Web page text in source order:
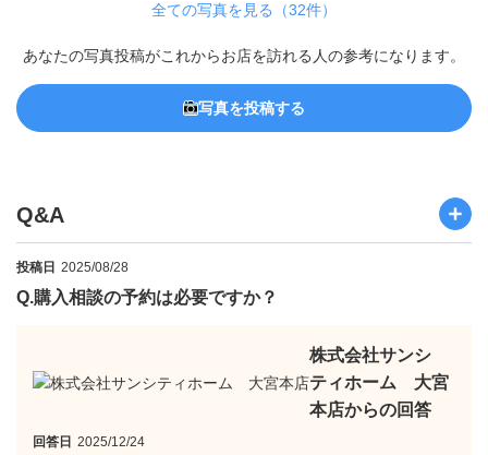
全ての写真を見る（32件）
あなたの写真投稿がこれからお店を訪れる人の参考になります。
写真を投稿する
Q&A
投稿日 2025/08/28
Q.購入相談の予約は必要ですか？
株式会社サンシ
ティホーム 大宮
本店からの回答
回答日 2025/12/24